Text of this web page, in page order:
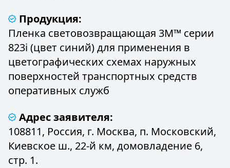
Продукция:
Пленка световозвращающая 3М™ серии
823i (цвет синий) для применения в
цветографических схемах наружных
поверхностей транспортных средств
оперативных служб
Адрес заявителя:
108811, Россия, г. Москва, п. Московский,
Киевское ш., 22-й км, домовладение 6,
стр. 1.